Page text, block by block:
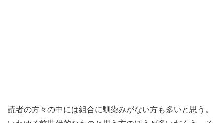
読者の方々の中には組合に馴染みがない方も多いと思う。